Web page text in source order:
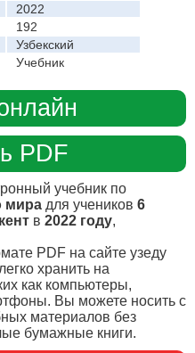
2022
192
Узбекский
Учебник
PDF
учебник по
мира для учеников 6
в 2022 году,
PDF на сайте узеду
хранить на
как компьютеры,
Вы можете носить с
материалов без
бумажные книги.